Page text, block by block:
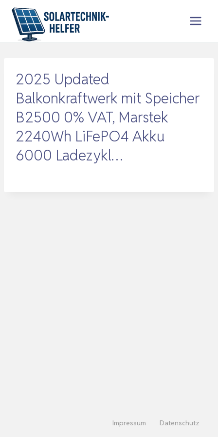
Zum
Inhalt
springen
2025 Updated
Balkonkraftwerk mit Speicher
B2500 0% VAT, Marstek
2240Wh LiFePO4 Akku
6000 Ladezykl…
Impressum Datenschutz